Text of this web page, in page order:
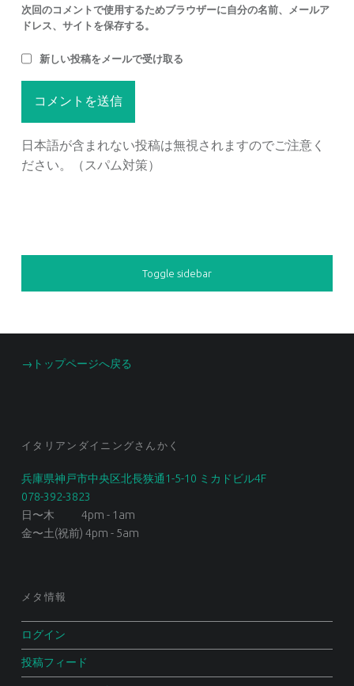
次回のコメントで使用するためブラウザーに自分の名前、メールア
ドレス、サイトを保存する。
新しい投稿をメールで受け取る
日本語が含まれない投稿は無視されますのでご注意く
ださい。（スパム対策）
SIDEBAR
Toggle sidebar
FOOTER SIDEBAR
→トップページへ戻る
イタリアンダイニングさんかく
兵庫県神戸市中央区北長狭通1-5-10 ミカドビル4F
078-392-3823
日〜木 4pm - 1am
金〜土(祝前) 4pm - 5am
メタ情報
ログイン
投稿フィード